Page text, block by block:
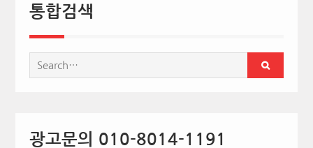
통합검색
Search
for:
광고문의 010-8014-1191